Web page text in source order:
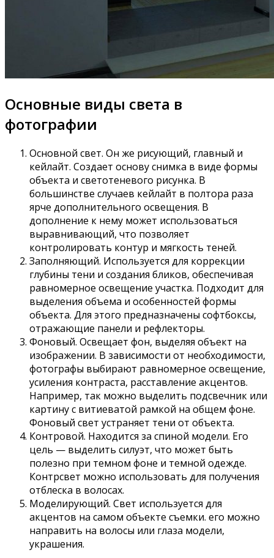
Основные виды света в
фотографии
Основной свет. Он же рисующий, главный и
кейлайт. Создает основу снимка в виде формы
объекта и светотеневого рисунка. В
большинстве случаев кейлайт в полтора раза
ярче дополнительного освещения. В
дополнение к нему может использоваться
выравнивающий, что позволяет
контролировать контур и мягкость теней.
Заполняющий. Используется для коррекции
глубины тени и создания бликов, обеспечивая
равномерное освещение участка. Подходит для
выделения объема и особенностей формы
объекта. Для этого предназначены софтбоксы,
отражающие панели и рефлекторы.
Фоновый. Освещает фон, выделяя объект на
изображении. В зависимости от необходимости,
фотографы выбирают равномерное освещение,
усиления контраста, расставление акцентов.
Например, так можно выделить подсвечник или
картину с витиеватой рамкой на общем фоне.
Фоновый свет устраняет тени от объекта.
Контровой. Находится за спиной модели. Его
цель — выделить силуэт, что может быть
полезно при темном фоне и темной одежде.
Контрсвет можно использовать для получения
отблеска в волосах.
Моделирующий. Свет используется для
акцентов на самом объекте съемки. его можно
направить на волосы или глаза модели,
украшения.